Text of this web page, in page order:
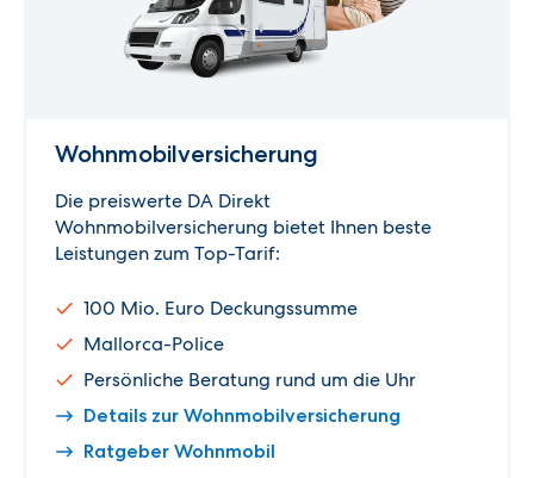
Wohnmobil­versicherung
Die preiswerte DA Direkt
Wohnmobilversicherung bietet Ihnen beste
Leistungen zum Top-Tarif:
100 Mio. Euro Deckungssumme
Mallorca-Police
Persönliche Beratung rund um die Uhr
Details zur Wohnmobilversicherung
Ratgeber Wohnmobil